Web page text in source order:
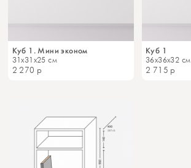
Куб 1. Мини эконом
31x31x25 см
2 270 р
Куб 1
36x36x32 см
2 715 р